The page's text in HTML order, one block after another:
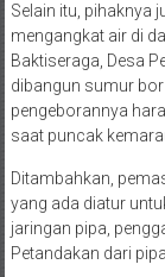
Selain itu, pihaknya
mengangkat air di
Baktiseraga, Desa
dibangun sumur
pengeborannya
saat puncak
Ditambahkan,
yang ada diatur
jaringan pipa,
Petandakan dari